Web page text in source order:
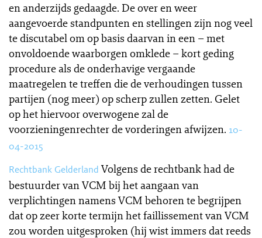
en anderzijds gedaagde. De over en weer
aangevoerde standpunten en stellingen zijn nog veel
te discutabel om op basis daarvan in een – met
onvoldoende waarborgen omklede – kort geding
procedure als de onderhavige vergaande
maatregelen te treffen die de verhoudingen tussen
partijen (nog meer) op scherp zullen zetten. Gelet
op het hiervoor overwogene zal de
voorzieningenrechter de vorderingen afwijzen. 10-
04-2015
Rechtbank Gelderland Volgens de rechtbank had de
bestuurder van VCM bij het aangaan van
verplichtingen namens VCM behoren te begrijpen
dat op zeer korte termijn het faillissement van VCM
zou worden uitgesproken (hij wist immers dat reeds